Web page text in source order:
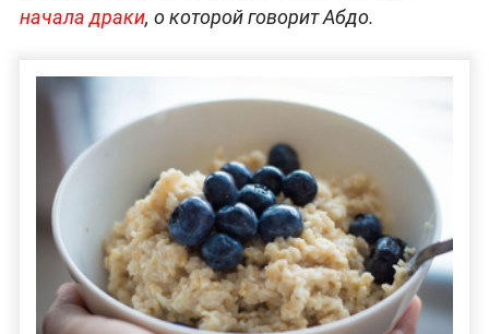
начала драки, о которой говорит Абдо.